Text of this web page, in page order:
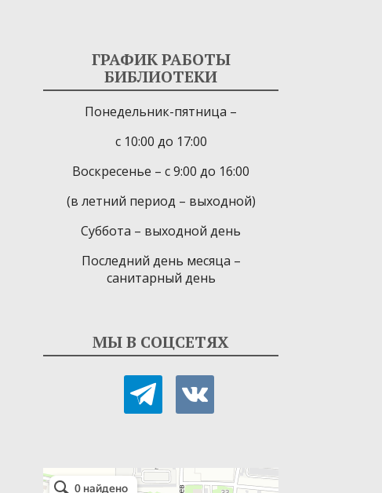
ГРАФИК РАБОТЫ
БИБЛИОТЕКИ
Понедельник-пятница –
с 10:00 до 17:00
Воскресенье – с 9:00 до 16:00
(в летний период – выходной)
Суббота – выходной день
Последний день месяца –
санитарный день
МЫ В СОЦСЕТЯХ
telegram vkontakte
Детская библиотека-филиал № 9
Библиотека в Севастополе